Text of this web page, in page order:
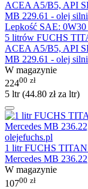
5 litrów FUCHS
ACEA A5/B5, API
MB 229.61 - olej
W magazynie
22400 zł
5 ltr (44.80 złza ltr)
1 litr FUCHS TITAN
Mercedes MB 236.22
W magazynie
10700 zł